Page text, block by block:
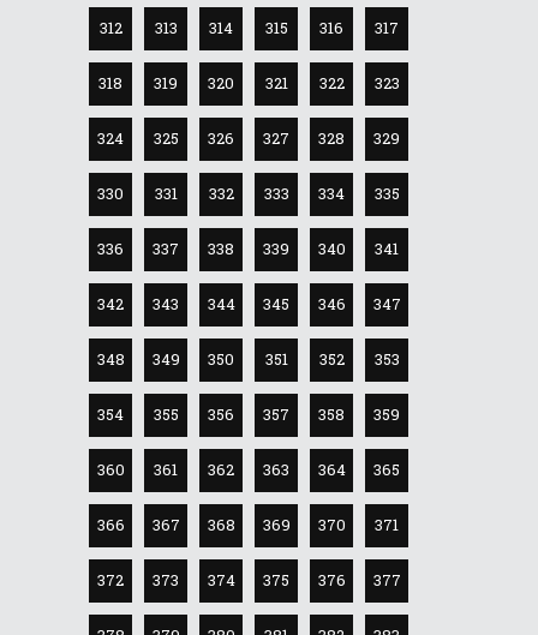
312 313 314 315 316 317
318 319 320 321 322 323
324 325 326 327 328 329
330 331 332 333 334 335
336 337 338 339 340 341
342 343 344 345 346 347
348 349 350 351 352 353
354 355 356 357 358 359
360 361 362 363 364 365
366 367 368 369 370 371
372 373 374 375 376 377